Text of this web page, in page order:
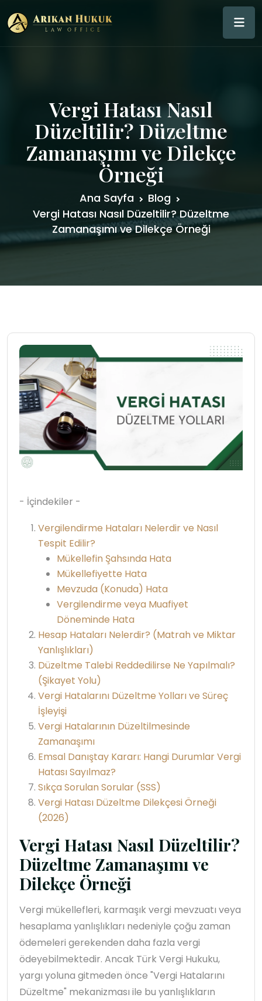
Vergi Hatası Nasıl
Düzeltilir? Düzeltme
Zamanaşımı ve Dilekçe
Örneği
Ana Sayfa
Blog
Vergi Hatası Nasıl Düzeltilir? Düzeltme
Zamanaşımı ve Dilekçe Örneği
- İçindekiler -
Vergilendirme Hataları Nelerdir ve Nasıl
Tespit Edilir?
Mükellefin Şahsında Hata
Mükellefiyette Hata
Mevzuda (Konuda) Hata
Vergilendirme veya Muafiyet
Döneminde Hata
Hesap Hataları Nelerdir? (Matrah ve Miktar
Yanlışlıkları)
Düzeltme Talebi Reddedilirse Ne Yapılmalı?
(Şikayet Yolu)
Vergi Hatalarını Düzeltme Yolları ve Süreç
İşleyişi
Vergi Hatalarının Düzeltilmesinde
Zamanaşımı
Emsal Danıştay Kararı: Hangi Durumlar Vergi
Hatası Sayılmaz?
Sıkça Sorulan Sorular (SSS)
Vergi Hatası Düzeltme Dilekçesi Örneği
(2026)
Vergi Hatası Nasıl Düzeltilir?
Düzeltme Zamanaşımı ve
Dilekçe Örneği
Vergi mükellefleri, karmaşık vergi mevzuatı veya
hesaplama yanlışlıkları nedeniyle çoğu zaman
ödemeleri gerekenden daha fazla vergi
ödeyebilmektedir. Ancak Türk Vergi Hukuku,
yargı yoluna gitmeden önce "Vergi Hatalarını
Düzeltme" mekanizması ile bu yanlışlıkların